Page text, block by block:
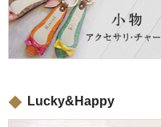
Lucky&Happy